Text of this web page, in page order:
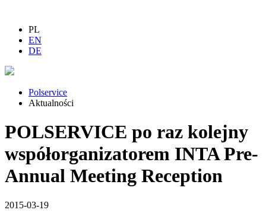
PL
EN
DE
Polservice
Aktualności
POLSERVICE po raz kolejny
współorganizatorem INTA Pre-
Annual Meeting Reception
2015-03-19